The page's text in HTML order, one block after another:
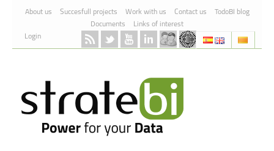
Skip to Content
About us Succesfull projects Work with us Contact us
TodoBI blog
Documents
Links of interest
Login